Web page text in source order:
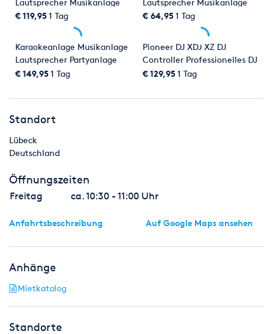
Beschallungsanlage
Partyanlage Boxen
€ 119,951 Tag
Beschallungsanlage
Partyanlage Boxen
€ 64,951 Tag
Karaokeanlage Musikanlage
Lautsprecher Partyanlage
Mischpult Mikrofon Beamer
€ 149,951 Tag
Pioneer DJ XDJ XZ DJ
Controller Professionelles DJ
Set mit USB und Bluetooth
€ 129,951 Tag
Standort
Lübeck
Deutschland
Öffnungszeiten
Freitag ca. 10:30 - 11:00 Uhr
Anfahrtsbeschreibung Auf Google Maps ansehen
Anhänge
Mietkatalog
Standorte